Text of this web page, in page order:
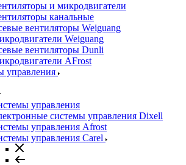
и микродвигатели
канальные
вентиляторы Weiguang
Weiguang
вентиляторы Dunli
AFrost
управления
управления
системы управления Dixell
управления Afrost
управления Carel